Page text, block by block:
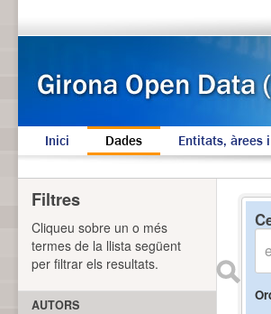
Inici Dades Entitats, àrees
Filtres
Cliqueu sobre un o més
termes de la llista següent
per filtrar els resultats.
AUTORS